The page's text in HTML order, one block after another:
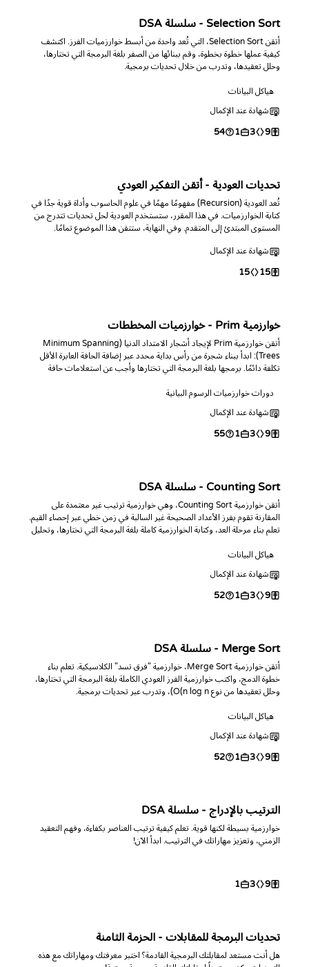
Selection Sort - سلسلة DSA
أتقن Selection Sort، التي تُعد واحدة من أبسط خوارزميات الفرز. اكتشف
كيفية عملها خطوة بخطوة، وقم ببنائها من الصفر بلغة البرمجة التي تختارها،
وحلل تعقيدها، وتدرب من خلال تحديات برمجية.
هياكل البيانات
شهادة عند الإكمال
9
3
1
54
تحديات العودية - أتقن التفكير العودي
تُعد العودية (Recursion) مفهومًا مهمًا في علوم الحاسوب وأداة قوية جدًا في
كتابة الخوارزميات. في هذا المقرر، ستستخدم العودية لحل تحديات تتدرج من
المستوى المبتدئ إلى المتقدم. وفي النهاية، ستتقن هذا الموضوع تمامًا.
شهادة عند الإكمال
15
15
خوارزمية Prim - خوارزميات المخططات
أتقن خوارزمية Prim لإيجاد أشجار الامتداد الدنيا (Minimum Spanning
Trees): ابدأ ببناء شجرة من رأس بداية محدد عبر إضافة الحافة العابرة الأقل
تكلفة دائمًا. برمجها بلغة البرمجة التي تختارها وأجب عن استعلامات حافة
دورات خوارزميات الرسوم البيانية
شهادة عند الإكمال
9
3
1
55
Counting Sort - سلسلة DSA
أتقن خوارزمية Counting Sort، وهي خوارزمية ترتيب غير معتمدة على
المقارنة تقوم بفرز الأعداد الصحيحة غير السالبة في زمن خطي عبر إحصاء القيم.
تعلم بناء مرحلة العد، وكتابة الخوارزمية كاملة بلغة البرمجة التي تختارها، وتحليل
هياكل البيانات
شهادة عند الإكمال
9
3
1
52
Merge Sort - سلسلة DSA
أتقن خوارزمية Merge Sort، خوارزمية "فرق تسد" الكلاسيكية. تعلم بناء
خطوة الدمج، واكتب خوارزمية الفرز العودي الكاملة بلغة البرمجة التي تختارها،
وحلل تعقيدها من نوع O(n log n)، وتدرب عبر تحديات برمجية.
هياكل البيانات
شهادة عند الإكمال
9
3
1
52
الترتيب بالإدراج - سلسلة DSA
خوارزمية بسيطة لكنها قوية. تعلم كيفية ترتيب العناصر بكفاءة، وفهم التعقيد
الزمني، وتعزيز مهاراتك في الترتيب. ابدأ الآن!
9
3
1
تحديات البرمجة للمقابلات - الحزمة الثامنة
هل أنت مستعد لمقابلتك البرمجية القادمة؟ اختبر معرفتك ومهاراتك مع هذه